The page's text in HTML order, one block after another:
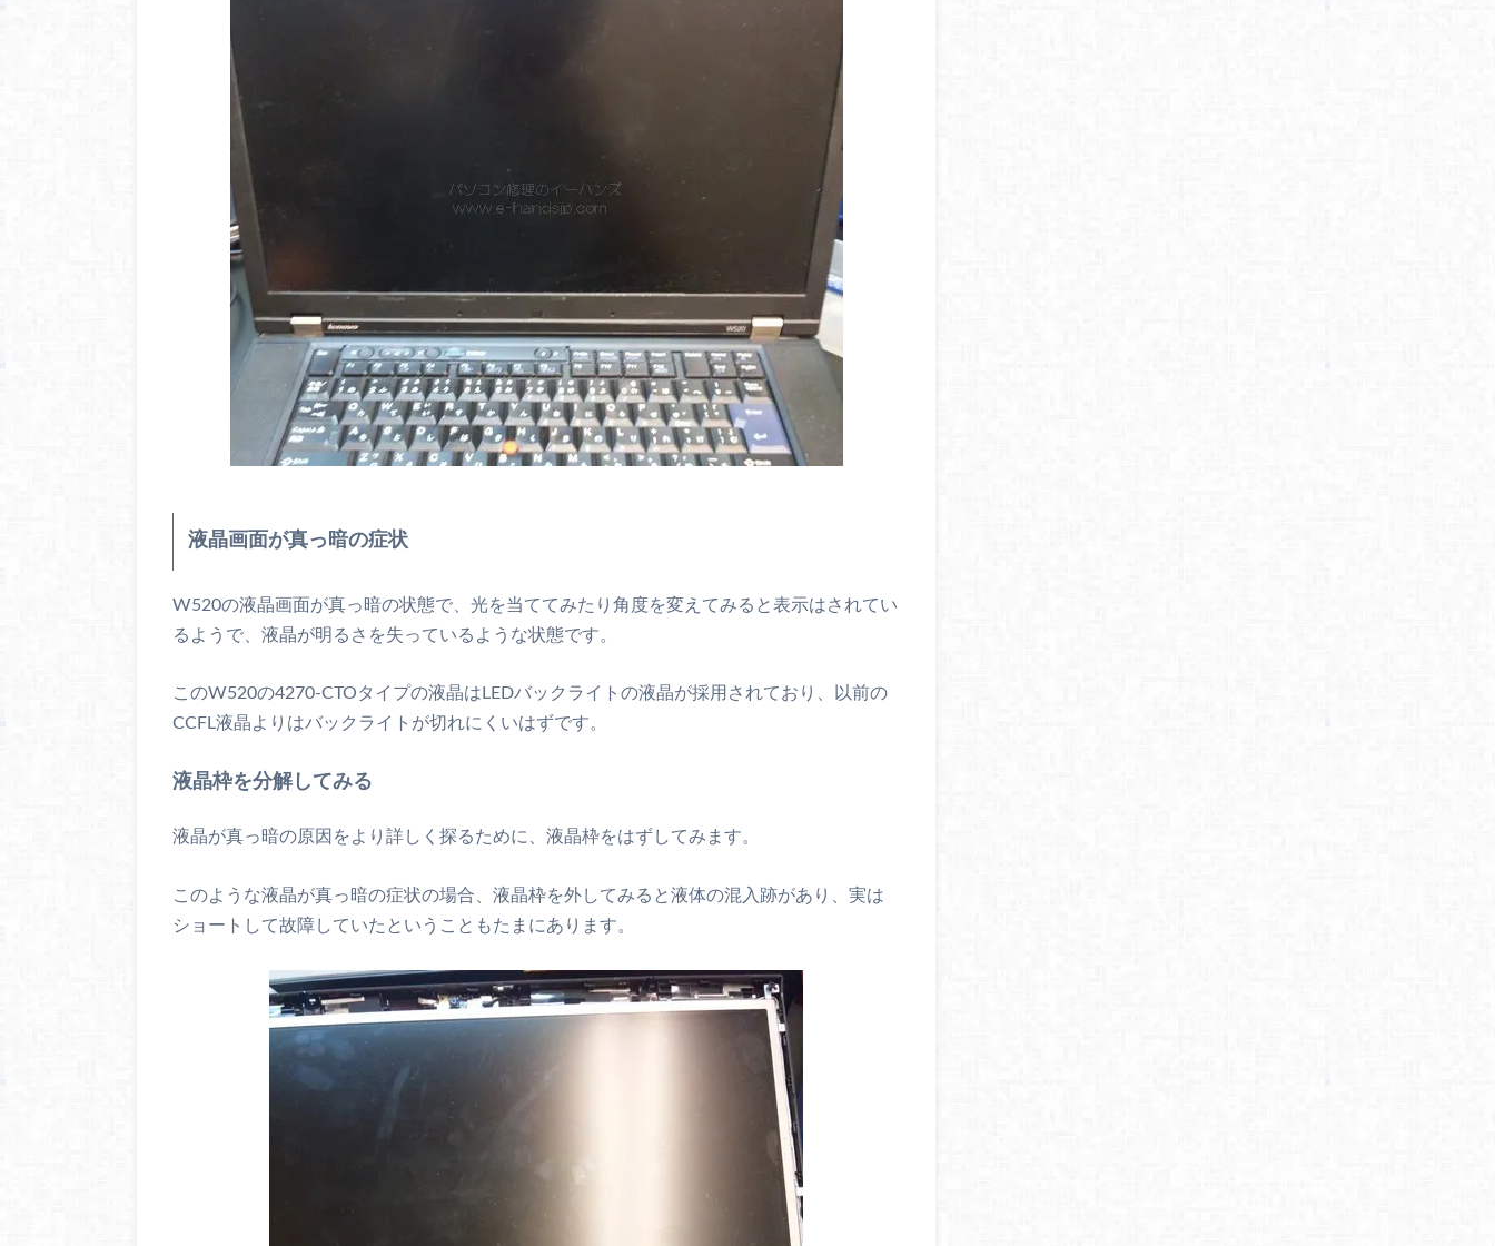
液晶画面が真っ暗の症状
W520の液晶画面が真っ暗の状態で、光を当ててみたり角度を変えてみると表示はされてい
るようで、液晶が明るさを失っているような状態です。
このW520の4270-CTOタイプの液晶はLEDバックライトの液晶が採用されており、以前の
CCFL液晶よりはバックライトが切れにくいはずです。
液晶枠を分解してみる
液晶が真っ暗の原因をより詳しく探るために、液晶枠をはずしてみます。
このような液晶が真っ暗の症状の場合、液晶枠を外してみると液体の混入跡があり、実は
ショートして故障していたということもたまにあります。